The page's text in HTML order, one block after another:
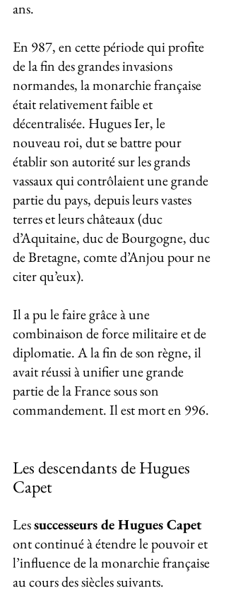
ans.
En 987, en cette période qui profite
de la fin des grandes invasions
normandes, la monarchie française
était relativement faible et
décentralisée. Hugues Ier, le
nouveau roi, dut se battre pour
établir son autorité sur les grands
vassaux qui contrôlaient une grande
partie du pays, depuis leurs vastes
terres et leurs châteaux (duc
d’Aquitaine, duc de Bourgogne, duc
de Bretagne, comte d’Anjou pour ne
citer qu’eux).
Il a pu le faire grâce à une
combinaison de force militaire et de
diplomatie. A la fin de son règne, il
avait réussi à unifier une grande
partie de la France sous son
commandement. Il est mort en 996.
Les descendants de Hugues
Capet
Les successeurs de Hugues Capet
ont continué à étendre le pouvoir et
l’influence de la monarchie française
au cours des siècles suivants.